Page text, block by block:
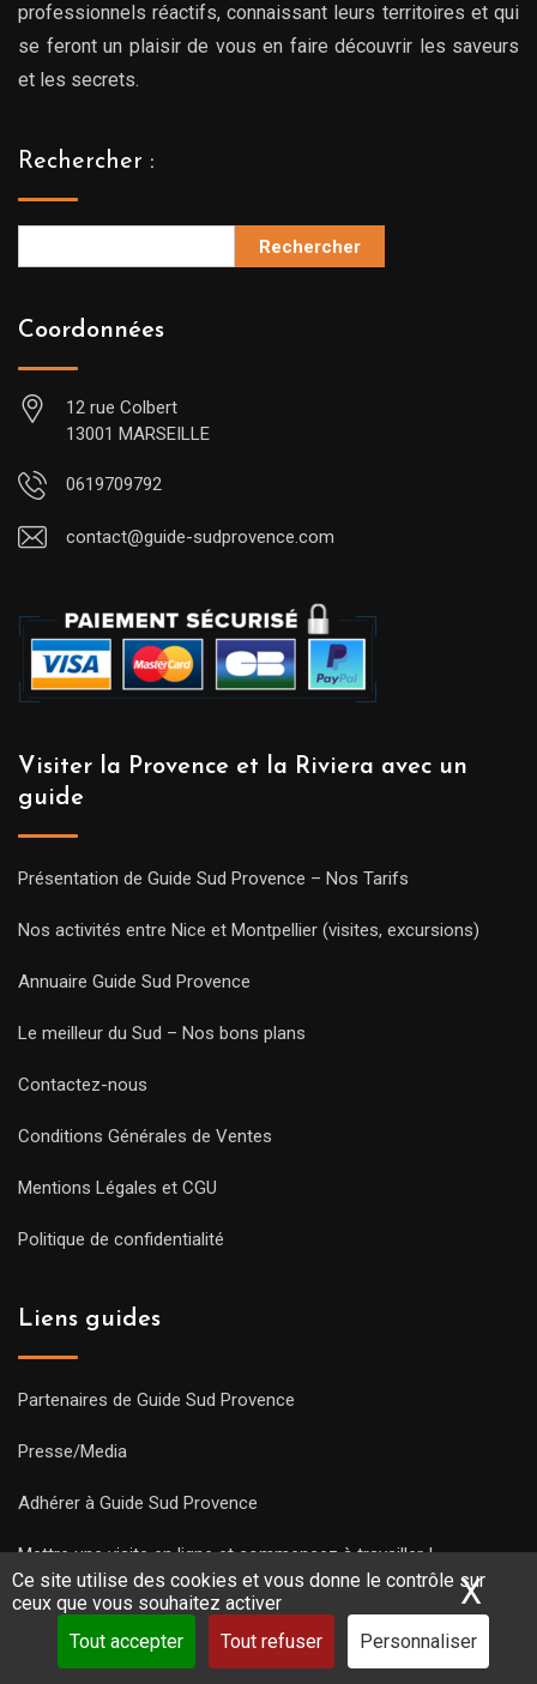
Ce site utilise des cookies et vous donne le contrôle sur
ceux que vous souhaitez activer
Tout accepter
Tout refuser Personnaliser
X
professionnels réactifs, connaissant leurs territoires et qui
se feront un plaisir de vous en faire découvrir les saveurs
et les secrets.
Rechercher :
Rechercher
Coordonnées
12 rue Colbert
13001 MARSEILLE
0619709792
contact@guide-sudprovence.com
Visiter la Provence et la Riviera avec un
guide
Présentation de Guide Sud Provence – Nos Tarifs
Nos activités entre Nice et Montpellier (visites, excursions)
Annuaire Guide Sud Provence
Le meilleur du Sud – Nos bons plans
Contactez-nous
Conditions Générales de Ventes
Mentions Légales et CGU
Politique de confidentialité
Liens guides
Partenaires de Guide Sud Provence
Presse/Media
Adhérer à Guide Sud Provence
Mettre une visite en ligne et commencez à travailler !